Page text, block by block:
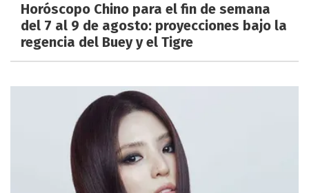
Horóscopo Chino para el fin de semana
del 7 al 9 de agosto: proyecciones bajo la
regencia del Buey y el Tigre